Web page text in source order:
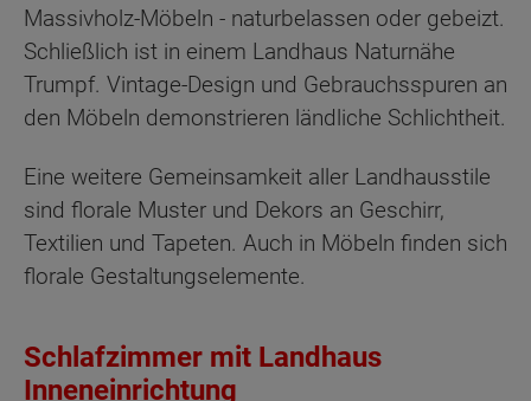
Massivholz-Möbeln - naturbelassen oder gebeizt.
Schließlich ist in einem Landhaus Naturnähe
Trumpf. Vintage-Design und Gebrauchsspuren an
den Möbeln demonstrieren ländliche Schlichtheit.
Eine weitere Gemeinsamkeit aller Landhausstile
sind florale Muster und Dekors an Geschirr,
Textilien und Tapeten. Auch in Möbeln finden sich
florale Gestaltungselemente.
Schlafzimmer mit Landhaus
Inneneinrichtung